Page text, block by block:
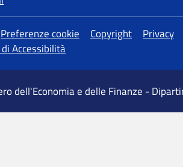
dell'Economia e delle Finanze -